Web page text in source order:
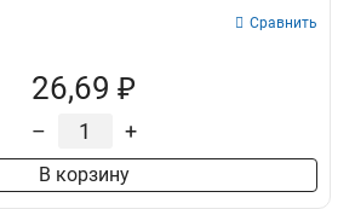
Сравнить
26,69 ₽
– +
В корзину